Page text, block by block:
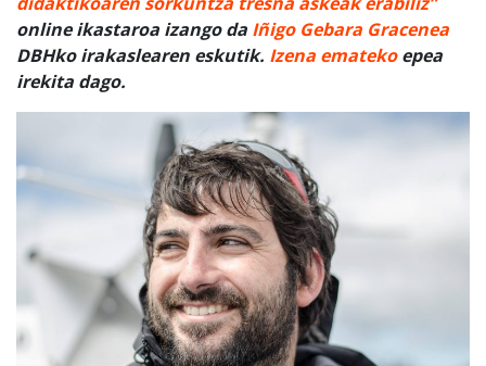
online ikastaroa izango da Iñigo Gebara Gracenea
DBHko irakaslearen eskutik. Izena ematekoepea
irekita dago.